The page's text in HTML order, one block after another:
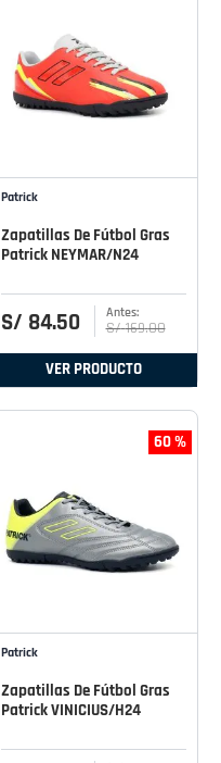
Patrick
Zapatillas De Fútbol Gras
Patrick NEYMAR/N24
S/ 84.50 S/ 169.00
VER PRODUCTO
60 %
Patrick
Zapatillas De Fútbol Gras
Patrick VINICIUS/H24